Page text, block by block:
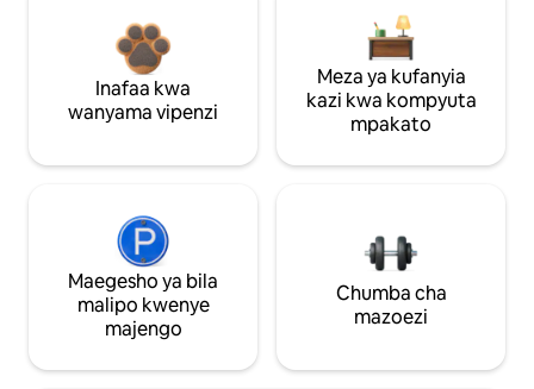
Inafaa kwa
wanyama vipenzi
Meza ya kufanyia
kazi kwa kompyuta
mpakato
Maegesho ya bila
malipo kwenye
majengo
Chumba cha
mazoezi